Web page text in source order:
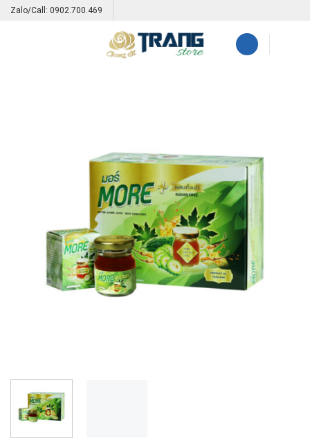
SkipZalo/Call: 0902.700.469